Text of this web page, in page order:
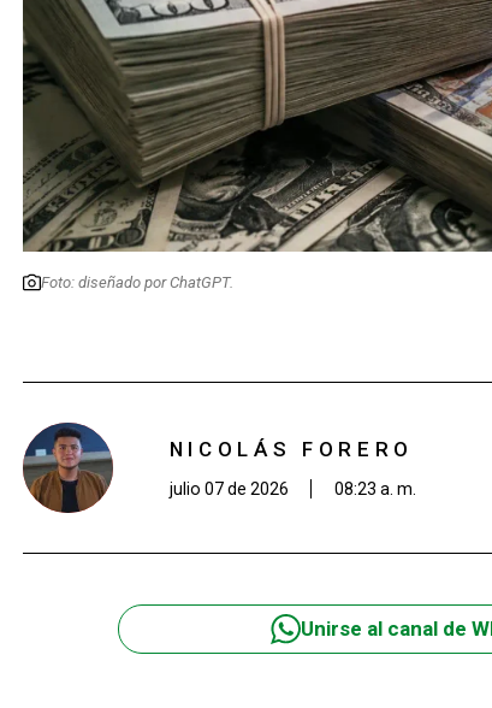
Foto: diseñado por ChatGPT.
NICOLÁS FORERO
julio 07 de 2026 08:23 a. m.
Unirse al canal de